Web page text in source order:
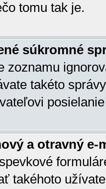
tomu tak je.
súkromné
zoznamu
takéto
a otravný e-
takéhoto